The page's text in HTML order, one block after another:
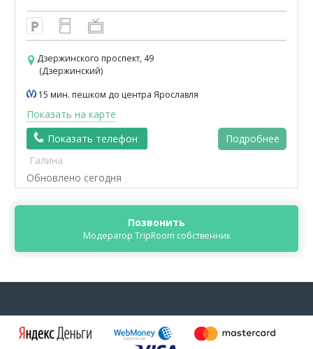
Дзержинского проспект, 49
(Дзержинский)
15 мин. пешком до центра Ярославля
Показать на карте
Показать телефон
Подробнее
Галина
Обновлено сегодня
Позвонить
Модератор TripRoom собственник